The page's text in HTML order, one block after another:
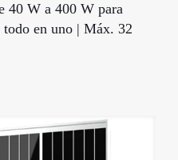
40 W a 400 W para
en uno | Máx. 32